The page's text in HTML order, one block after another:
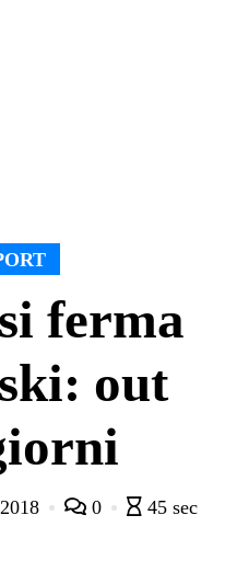
ferma
out
0
45 sec